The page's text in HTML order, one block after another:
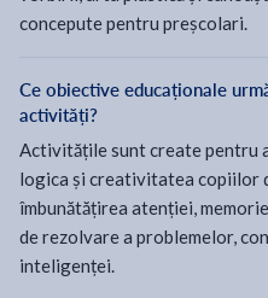
concepute pentru preșcolari.
Ce obiective educaționale
activități?
Activitățile sunt create pentru
logica și creativitatea copiilor
îmbunătățirea atenției,
de rezolvare a problemelor,
inteligenței.